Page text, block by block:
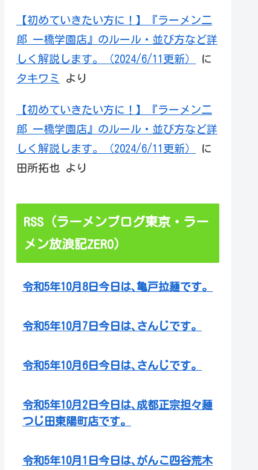
【初めていきたい方に！】『ラーメン二
郎 一橋学園店』のルール・並び方など詳
しく解説します。（2024/6/11更新）
に
タキワミ
より
【初めていきたい方に！】『ラーメン二
郎 一橋学園店』のルール・並び方など詳
しく解説します。（2024/6/11更新）
に
田所拓也 より
RSS（ラーメンブログ東京・ラー
メン放浪記ZERO）
令和5年10月8日今日は､亀戸拉麺です。
令和5年10月7日今日は､さんじです。
令和5年10月6日今日は､さんじです。
令和5年10月2日今日は､成都正宗担々麺
つじ田東陽町店です。
令和5年10月1日今日は､がんこ四谷荒木